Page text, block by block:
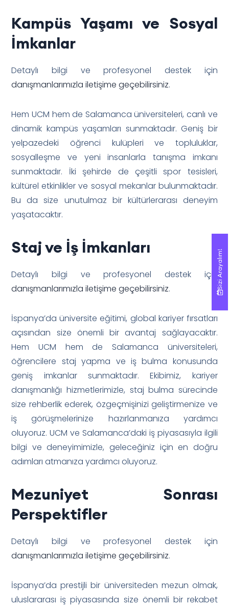
Kampüs Yaşamı ve Sosyal
İmkanlar
Detaylı bilgi ve profesyonel destek için
danışmanlarımızla iletişime geçebilirsiniz.
Hem UCM hem de Salamanca üniversiteleri, canlı ve
dinamik kampüs yaşamları sunmaktadır. Geniş bir
yelpazedeki öğrenci kulüpleri ve topluluklar,
sosyalleşme ve yeni insanlarla tanışma imkanı
sunmaktadır. İki şehirde de çeşitli spor tesisleri,
kültürel etkinlikler ve sosyal mekanlar bulunmaktadır.
Bu da size unutulmaz bir kültürlerarası deneyim
yaşatacaktır.
Staj ve İş İmkanları
Detaylı bilgi ve profesyonel destek için
danışmanlarımızla iletişime geçebilirsiniz.
İspanya’da üniversite eğitimi, global kariyer fırsatları
açısından size önemli bir avantaj sağlayacaktır.
Hem UCM hem de Salamanca üniversiteleri,
öğrencilere staj yapma ve iş bulma konusunda
geniş imkanlar sunmaktadır. Ekibimiz, kariyer
danışmanlığı hizmetlerimizle, staj bulma sürecinde
size rehberlik ederek, özgeçmişinizi geliştirmenize ve
iş görüşmelerinize hazırlanmanıza yardımcı
oluyoruz. UCM ve Salamanca’daki iş piyasasıyla ilgili
bilgi ve deneyimimizle, geleceğiniz için en doğru
adımları atmanıza yardımcı oluyoruz.
Mezuniyet Sonrası
Perspektifler
Detaylı bilgi ve profesyonel destek için
danışmanlarımızla iletişime geçebilirsiniz.
İspanya’da prestijli bir üniversiteden mezun olmak,
uluslararası iş piyasasında size önemli bir rekabet
Sizi Arayalım!
Sizi Arayalım!